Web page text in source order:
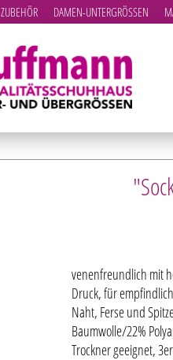
ZUBEHÖR DAMEN-UNTERGRÖSSEN
venenfreundlich mit
Druck, für
Naht, Ferse und
Baumwolle/22%
Trockner geeignet,